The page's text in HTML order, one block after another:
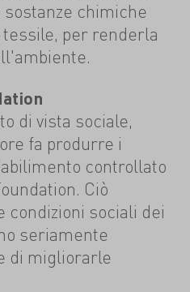
chimiche
per renderla
di vista sociale,
fa produrre i
controllato
Ciò
condizioni sociali dei
seriamente
di migliorarle